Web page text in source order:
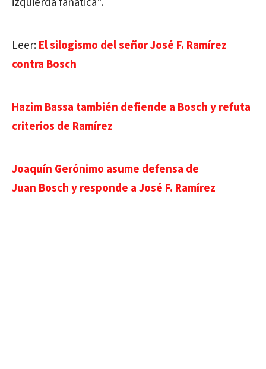
Leer:El silogismo del señor José F. Ramírez
contra Bosch
Hazim Bassa también defiende a Bosch y refuta
criterios de Ramírez
Joaquín Gerónimo asume defensa de
Juan Bosch y responde a José F. Ramírez